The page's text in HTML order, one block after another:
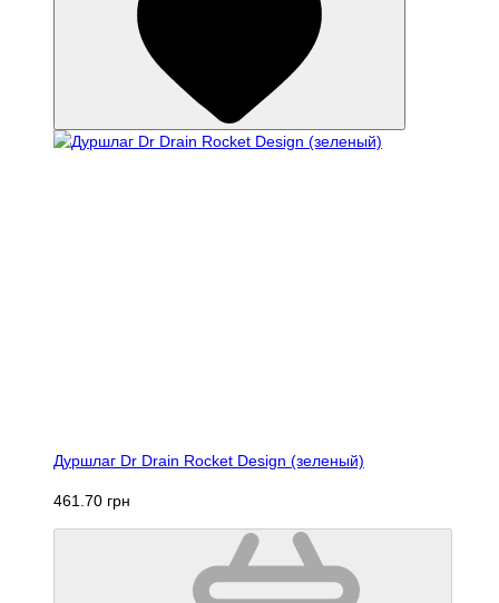
Дуршлаг Dr Drain Rocket Design (зеленый)
461.70 грн